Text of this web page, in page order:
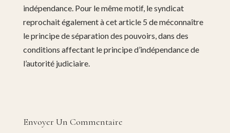
indépendance. Pour le même motif, le syndicat
reprochait également à cet article 5 de méconnaître
le principe de séparation des pouvoirs, dans des
conditions affectant le principe d’indépendance de
l’autorité judiciaire.
Envoyer Un Commentaire